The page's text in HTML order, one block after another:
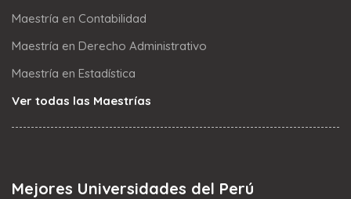
Maestría en Contabilidad
Maestría en Derecho Administrativo
Maestría en Estadística
Ver todas las Maestrías
Mejores Universidades del Perú